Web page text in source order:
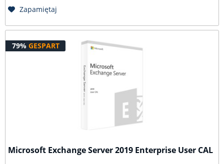
Zapamiętaj
79% GESPART
Microsoft Exchange Server 2019 Enterprise User CAL